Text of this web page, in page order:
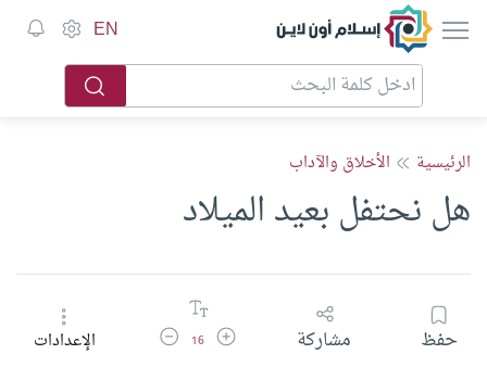
إسلام أون لاين EN
الرئيسية الأخلاق والآداب
هل نحتفل بعيد الميلاد
حفظ مشاركة زيادة حجم الخط
16 تقليل حجم الخطالإعدادات